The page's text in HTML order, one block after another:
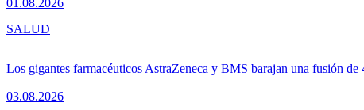
01.08.2026
Los gigantes farmacéuticos AstraZeneca y BMS barajan una fusión de
03.08.2026
SALUD